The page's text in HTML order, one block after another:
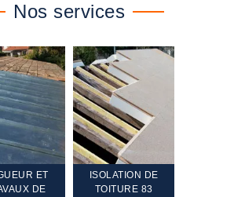
Nos services
ET
DE
ISOLATION DE
TOITURE 83